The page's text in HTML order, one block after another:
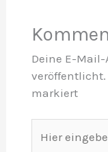
Deine E-
veröffentlicht.
markiert
eingeben…